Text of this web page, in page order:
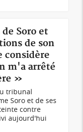
Soro et
de son
considère
m'a arrêté
»
tribunal
Soro et de ses
contre
aujourd'hui